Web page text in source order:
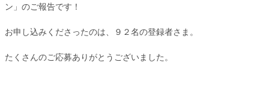
ン」のご報告です！
お申し込みくださったのは、９２名の登録者さま。
たくさんのご応募ありがとうございました。